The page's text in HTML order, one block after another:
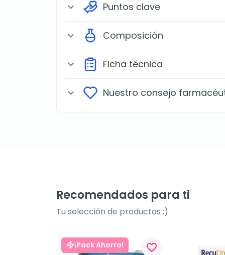
expand_more Puntos clave
expand_more Composición
expand_more Ficha técnica
expand_more Nuestro consejo
Recomendados para ti
Tu selección de productos ;)
¡Pack Ahorro! favorite_border